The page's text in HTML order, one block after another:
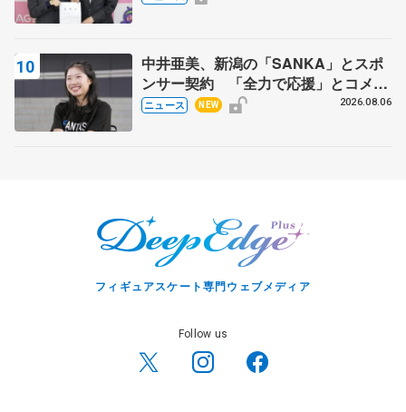
中井亜美、新潟の「SANKA」とスポ
ンサー契約 「全力で応援」とコメン
ト
ニュース NEW 2026.08.06
フィギュアスケート専門ウェブメディア
Follow us